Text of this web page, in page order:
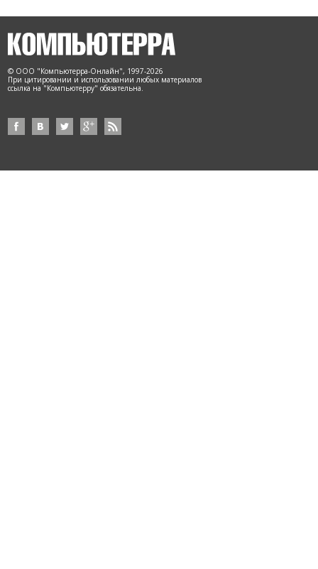
© ООО "Компьютерра-Онлайн", 1997-2026
При цитировании и использовании любых материалов
ссылка на "Компьютерру" обязательна.